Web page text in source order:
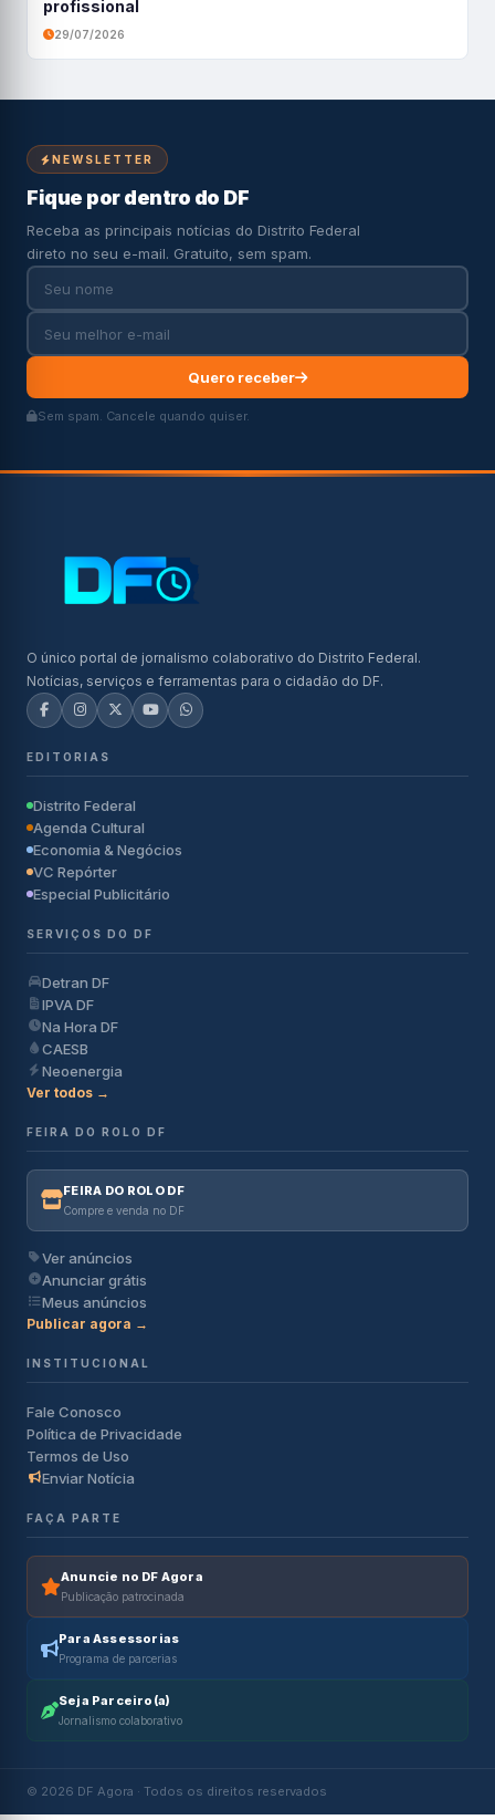
profissional
29/07/2026
NEWSLETTER
Fique por dentro do DF
Receba as principais notícias do Distrito Federal
direto no seu e-mail. Gratuito, sem spam.
Quero receber
Sem spam. Cancele quando quiser.
O único portal de jornalismo colaborativo do Distrito Federal.
Notícias, serviços e ferramentas para o cidadão do DF.
EDITORIAS
Distrito Federal
Agenda Cultural
Economia & Negócios
VC Repórter
Especial Publicitário
SERVIÇOS DO DF
Detran DF
IPVA DF
Na Hora DF
CAESB
Neoenergia
Ver todos →
FEIRA DO ROLO DF
FEIRA DO ROLO DF
Compre e venda no DF
Ver anúncios
Anunciar grátis
Meus anúncios
Publicar agora →
INSTITUCIONAL
Fale Conosco
Política de Privacidade
Termos de Uso
Enviar Notícia
FAÇA PARTE
Anuncie no DF Agora
Publicação patrocinada
Para Assessorias
Programa de parcerias
Seja Parceiro(a)
Jornalismo colaborativo
© 2026 DF Agora · Todos os direitos reservados